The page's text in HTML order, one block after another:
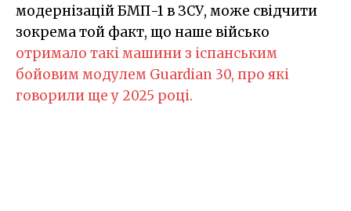
модернізацій БМП-1 в ЗСУ, може свідчити
зокрема той факт, що наше військо
отримало такі машини з іспанським
бойовим модулем Guardian 30, про які
говорили ще у 2025 році.